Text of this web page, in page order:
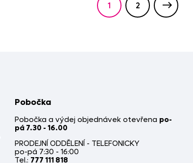
1 2
Pobočka
Pobočka a výdej objednávek otevřena po-
pá 7.30 - 16.00
PRODEJNÍ ODDĚLENÍ - TELEFONICKY
po-pá 7:30 - 16:00
Tel.: 777 111 818